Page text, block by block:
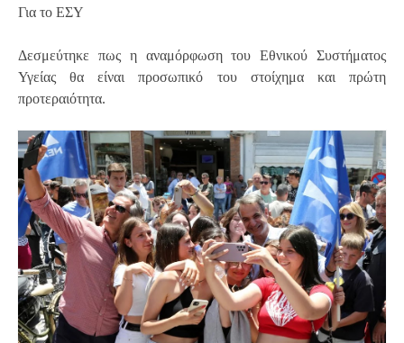
Για το ΕΣΥ
Δεσμεύτηκε πως η αναμόρφωση του Εθνικού Συστήματος
Υγείας θα είναι προσωπικό του στοίχημα και πρώτη
προτεραιότητα.